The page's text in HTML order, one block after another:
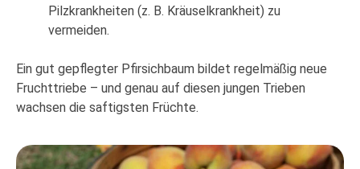
Pilzkrankheiten (z. B. Kräuselkrankheit) zu
vermeiden.
Ein gut gepflegter Pfirsichbaum bildet regelmäßig neue
Fruchttriebe – und genau auf diesen jungen Trieben
wachsen die saftigsten Früchte.